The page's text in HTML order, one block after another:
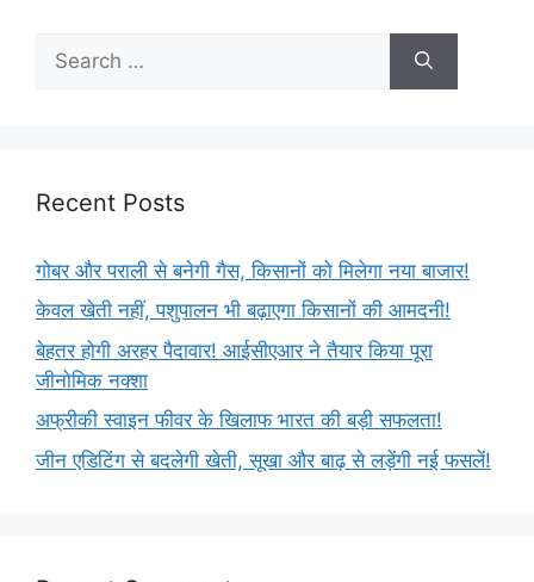
Recent Posts
गोबर और पराली से बनेगी गैस, किसानों को मिलेगा नया बाजार!
केवल खेती नहीं, पशुपालन भी बढ़ाएगा किसानों की आमदनी!
बेहतर होगी अरहर पैदावार! आईसीएआर ने तैयार किया पूरा
जीनोमिक नक्शा
अफ्रीकी स्वाइन फीवर के खिलाफ भारत की बड़ी सफलता!
जीन एडिटिंग से बदलेगी खेती, सूखा और बाढ़ से लड़ेंगी नई फसलें!